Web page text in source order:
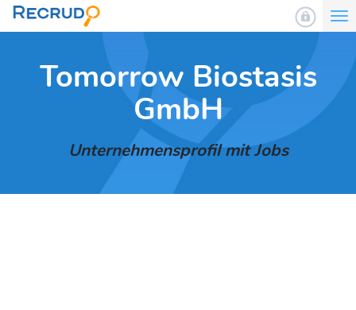
Tomorrow Biostasis
GmbH
Unternehmensprofil mit Jobs